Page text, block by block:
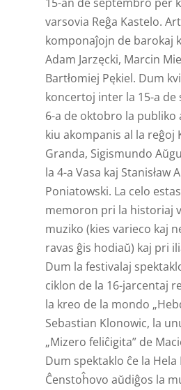
varsovia Reĝa Kastelo.
komponaĵojn de barokaj
Adam Jarzęcki, Marcin
Bartłomiej Pękiel. Dum
koncertoj inter la 15-a de
6-a de oktobro la publiko
kiu akompanis al la reĝoj
Granda, Sigismundo
la 4-a Vasa kaj Stanisław
Poniatowski. La celo
memoron pri la historiaj
muziko (kies varieco kaj
ravas ĝis hodiaŭ) kaj pri
Dum la festivalaj
ciklon de la 16-jarcentaj
la kreo de la mondo
Sebastian Klonowic, la
„Mizero feliĉigita” de
Dum spektaklo ĉe la
Ĉenstoĥovo aŭdiĝos la